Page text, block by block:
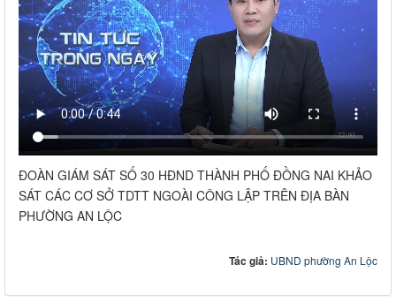
ĐOÀN GIÁM SÁT SỐ 30 HĐND THÀNH PHỐ ĐỒNG NAI KHẢO
SÁT CÁC CƠ SỞ TDTT NGOÀI CÔNG LẬP TRÊN ĐỊA BÀN
PHƯỜNG AN LỘC
Tác giả: UBND phường An Lộc